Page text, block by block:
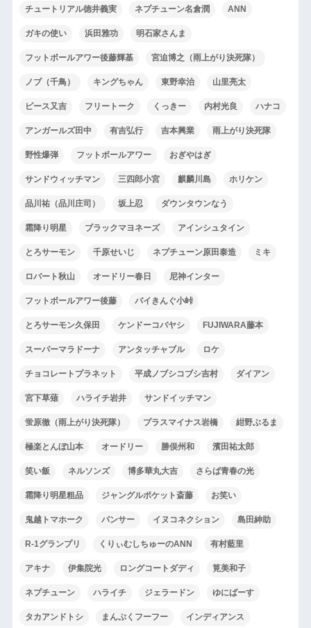
チュートリアル徳井義実 ネプチューン名倉潤 ANN
ガキの使い 浜田雅功 明石家さんま
フットボールアワー後藤輝基 宮迫博之（雨上がり決死隊）
ノブ（千鳥） キングちゃん 東野幸治 山里亮太
ピース又吉 フリートーク くっきー 内村光良 ハナコ
アンガールズ田中 有吉弘行 吉本興業 雨上がり決死隊
野性爆弾 フットボールアワー おぎやはぎ
サンドウィッチマン 三四郎小宮 麒麟川島 ホリケン
品川祐（品川庄司） 坂上忍 ダウンタウンなう
霜降り明星 ブラックマヨネーズ アインシュタイン
とろサーモン 千原せいじ ネプチューン原田泰造 ミキ
ロバート秋山 オードリー春日 尼神インター
フットボールアワー後藤 バイきんぐ小峠
とろサーモン久保田 ケンドーコバヤシ FUJIWARA藤本
スーパーマラドーナ アンタッチャブル ロケ
チョコレートプラネット 平成ノブシコブシ吉村 ダイアン
宮下草薙 ハライチ岩井 サンドイッチマン
蛍原徹（雨上がり決死隊） プラスマイナス岩橋 紺野ぶるま
極楽とんぼ山本 オードリー 勝俣州和 濱田祐太郎
笑い飯 ネルソンズ 博多華丸大吉 さらば青春の光
霜降り明星粗品 ジャングルポケット斎藤 お笑い
鬼越トマホーク パンサー イヌコネクション 島田紳助
R-1グランプリ くりぃむしちゅーのANN 有村藍里
アキナ 伊集院光 ロングコートダディ 筧美和子
ネプチューン ハライチ ジェラードン ゆにばーす
タカアンドトシ まんぷくフーフー インディアンス